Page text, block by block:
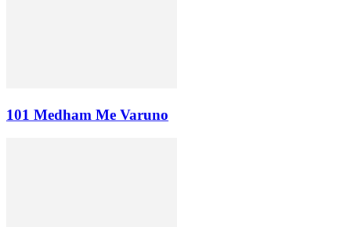
101 Medham Me Varuno